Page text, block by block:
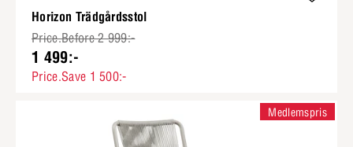
Horizon Trädgårdsstol
Price.Before 2 999:-
1 499:-
Price.Save 1 500:-
Medlemspris